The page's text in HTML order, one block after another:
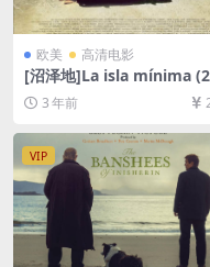
欧美 高清电影
[沼泽地]La isla mínima
4)[百度网盘+夸克网盘1080P
超清未删减资源][网盘在线
幕]
3 年前
VIP